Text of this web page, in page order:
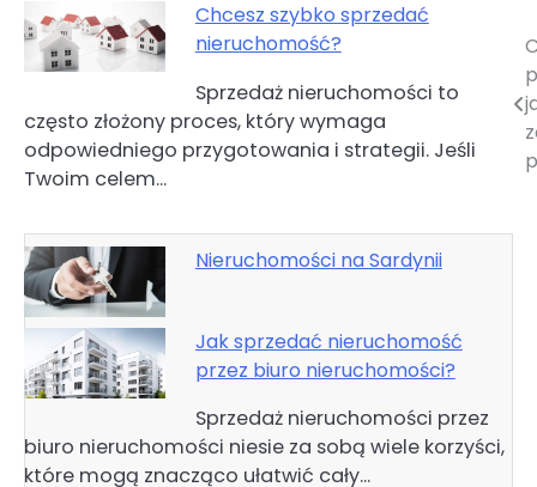
Chcesz szybko sprzedać
nieruchomość?
Sprzedaż nieruchomości to
często złożony proces, który wymaga
odpowiedniego przygotowania i strategii. Jeśli
Twoim celem…
Nieruchomości na Sardynii
Jak sprzedać nieruchomość
przez biuro nieruchomości?
Sprzedaż nieruchomości przez
biuro nieruchomości niesie za sobą wiele korzyści,
które mogą znacząco ułatwić cały…
Nawigacja